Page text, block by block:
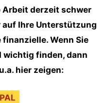
Arbeit derzeit schwer
auf Ihre Unterstützung
Wenn Sie
wichtig finden, dann
hier zeigen: